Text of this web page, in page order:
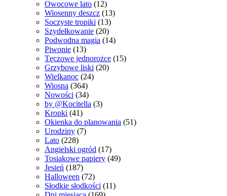
Owocowe lato (12)
Wiosenny deszcz (13)
Soczyste tropiki (13)
Szydełkowanie (20)
Podwodna magia (14)
Piwonie (13)
Tęczowe jednorożce (15)
Grzybowe liski (20)
Wielkanoc (24)
Wiosna (364)
Nowości (34)
by @Kocitella (3)
Kropki (41)
Okienka do planowania (51)
Urodziny (7)
Lato (228)
Angielski ogród (17)
Tosiakowe papiery (49)
Jesień (187)
Halloween (72)
Słodkie słodkości (11)